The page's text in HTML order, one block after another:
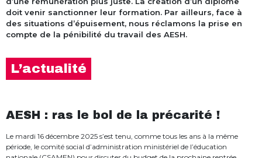
doit venir sanctionner leur formation. Par ailleurs, face à
des situations d’épuisement, nous réclamons la prise en
compte de la pénibilité du travail des AESH.
L’actualité
AESH : ras le bol de la précarité !
Le mardi 16 décembre 2025 s’est tenu, comme tous les ans à la même
période, le comité social d’administration ministériel de l’éducation